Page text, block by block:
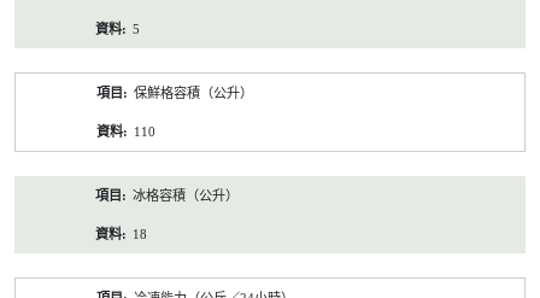
5
保鮮格容積（公升）
110
冰格容積（公升）
18